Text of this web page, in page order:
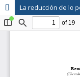
La reducción de lo